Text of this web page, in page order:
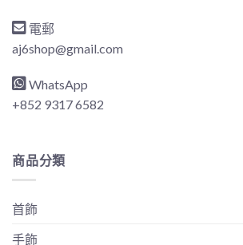
電郵
aj6shop@gmail.com
WhatsApp
+852 9317 6582
商品分類
首飾
手飾